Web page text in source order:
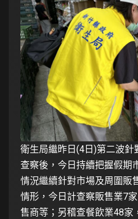
衛生局繼昨日(4日)第二波
查察後，今日持續把握假期
情況繼續針對市場及周圍販
情形，今日計查察販售業7
售商等；另稽查餐飲業48家